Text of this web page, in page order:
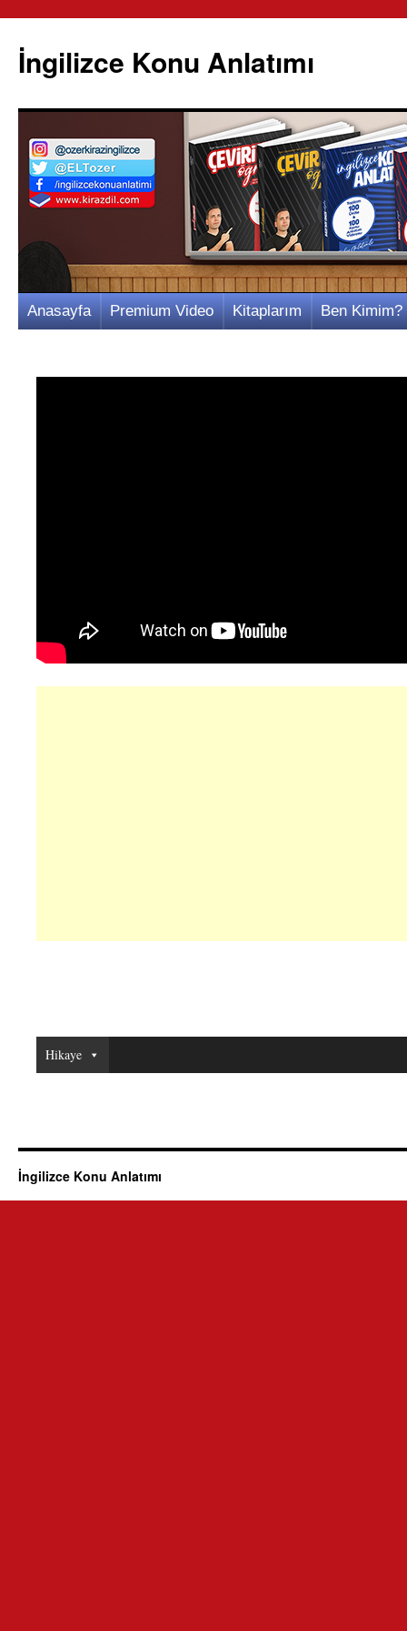
İngilizce Konu Anlatımı
İçeriğe
Anasayfa Premium Video Kitaplarım Ben Kimim?
Hikaye
İngilizce Konu Anlatımı